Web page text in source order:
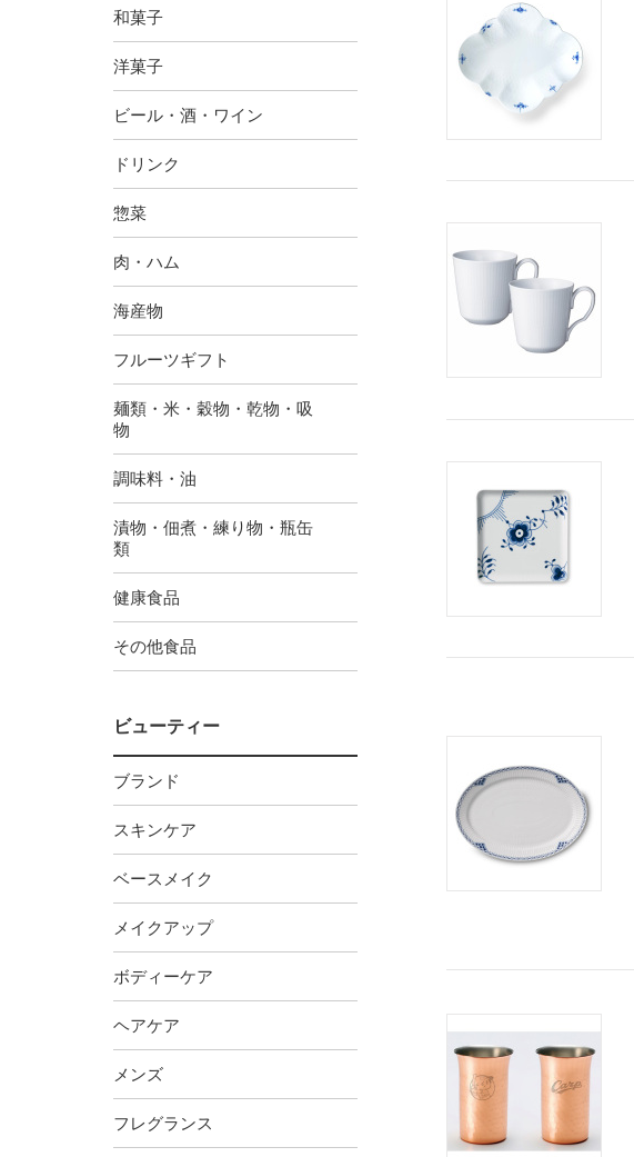
和菓子
洋菓子
ビール・酒・ワイン
ドリンク
惣菜
肉・ハム
海産物
フルーツギフト
麺類・米・穀物・乾物・吸
物
調味料・油
漬物・佃煮・練り物・瓶缶
類
健康食品
その他食品
ビューティー
ブランド
スキンケア
ベースメイク
メイクアップ
ボディーケア
ヘアケア
メンズ
フレグランス